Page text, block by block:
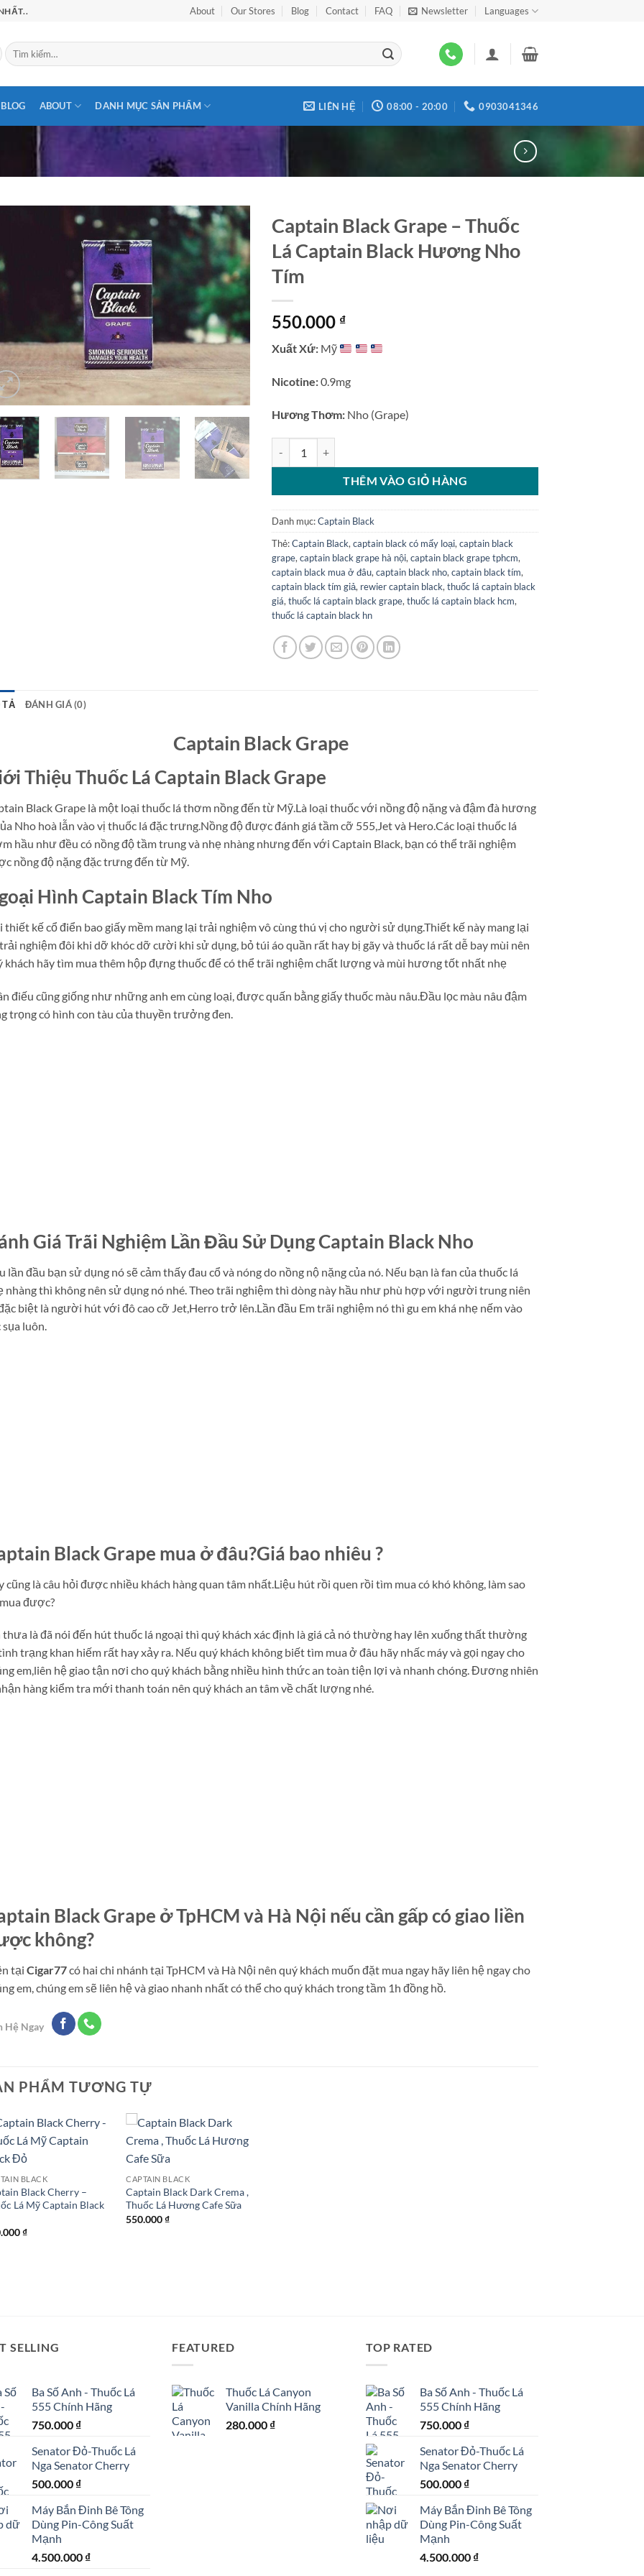
About Our Stores Blog Contact FAQ Newsletter Languages
Tìm
kiếm:
BLOG ABOUT DANH MỤC SẢN PHẨM LIÊN HỆ 08:00 - 20:00 0903041346
Add to
wishlist
Captain Black Grape – Thuốc
Lá Captain Black Hương Nho
Tím
550.000 ₫
Xuất Xứ: Mỹ
Nicotine:0.9mg
Hương Thơm: Nho (Grape)
THÊM VÀO GIỎ HÀNG
Danh mục:Captain Black
Thẻ:Captain Black,captain black có mấy loại,captain black
grape,captain black grape hà nội,captain black grape tphcm,
captain black mua ở đâu,captain black nho,captain black tím,
captain black tím giả, rewier captain black,thuốc lá captain black
giá,thuốc lá captain black grape,thuốc lá captain black hcm,
thuốc lá captain black hn
TẢ ĐÁNH GIÁ (0)
Captain Black Grape
Thiệu Thuốc Lá Captain Black Grape
Black Grape là một loại thuốc lá thơm nồng đến từ Mỹ.Là loại thuốc với nồng độ nặng và đậm đà hương
Nho hoà lẫn vào vị thuốc lá đặc trưng.Nồng độ được đánh giá tầm cỡ 555,Jet và Hero.Các loại thuốc lá
hầu như đều có nồng độ tầm trung và nhẹ nhàng nhưng đến với Captain Black, bạn có thể trãi nghiệm
nồng độ nặng đặc trưng đến từ Mỹ.
Hình Captain Black Tím Nho
thiết kế cổ điển bao giấy mềm mang lại trải nghiệm vô cùng thú vị cho người sử dụng.Thiết kế này mang lại
nghiệm đôi khi dỡ khóc dỡ cười khi sử dụng, bỏ túi áo quần rất hay bị gãy và thuốc lá rất dễ bay mùi nên
khách hãy tìm mua thêm hộp đựng thuốc để có thể trãi nghiệm chất lượng và mùi hương tốt nhất nhẹ
điếu cũng giống như những anh em cùng loại, được quấn bằng giấy thuốc màu nâu.Đầu lọc màu nâu đậm
trọng có hình con tàu của thuyền trưởng đen.
Giá Trãi Nghiệm Lần Đầu Sử Dụng Captain Black Nho
lần đầu bạn sử dụng nó sẽ cảm thấy đau cổ và nóng do nồng nộ nặng của nó. Nếu bạn là fan của thuốc lá
nhàng thì không nên sử dụng nó nhé. Theo trãi nghiệm thì dòng này hầu như phù hợp với người trung niên
biệt là người hút với đô cao cỡ Jet,Herro trở lên.Lần đầu Em trãi nghiệm nó thì gu em khá nhẹ nếm vào
sụa luôn.
Black Grape mua ở đâu?Giá bao nhiêu ?
cũng là câu hỏi được nhiều khách hàng quan tâm nhất.Liệu hút rồi quen rồi tìm mua có khó không, làm sao
được?
thưa là đã nói đến hút thuốc lá ngoại thì quý khách xác định là giá cả nó thường hay lên xuống thất thường
trạng khan hiếm rất hay xảy ra. Nếu quý khách không biết tìm mua ở đâu hãy nhấc máy và gọi ngay cho
em,liên hệ giao tận nơi cho quý khách bằng nhiều hình thức an toàn tiện lợi và nhanh chóng. Đương nhiên
hàng kiểm tra mới thanh toán nên quý khách an tâm về chất lượng nhé.
Black Grape ở TpHCM và Hà Nội nếu cần gấp có giao liền
không?
tại Cigar77có hai chi nhánh tại TpHCM và Hà Nội nên quý khách muốn đặt mua ngay hãy liên hệ ngay cho
em, chúng em sẽ liên hệ và giao nhanh nhất có thể cho quý khách trong tầm 1h đồng hồ.
Hệ Ngay
PHẨM TƯƠNG TỰ
BLACK
Black Cherry –
Lá Mỹ Captain Black
₫
CAPTAIN BLACK
Captain Black Dark Crema ,
Thuốc Lá Hương Cafe Sữa
550.000₫
SELLING
Ba Số Anh - Thuốc Lá
555 Chính Hãng
750.000 ₫
Senator Đỏ-Thuốc Lá
Nga Senator Cherry
500.000 ₫
Máy Bắn Đinh Bê Tông
Dùng Pin-Công Suất
Mạnh
4.500.000 ₫
FEATURED
Thuốc Lá Canyon
Vanilla Chính Hãng
280.000 ₫
TOP RATED
Ba Số Anh - Thuốc Lá
555 Chính Hãng
750.000 ₫
Senator Đỏ-Thuốc Lá
Nga Senator Cherry
500.000 ₫
Máy Bắn Đinh Bê Tông
Dùng Pin-Công Suất
Mạnh
4.500.000 ₫